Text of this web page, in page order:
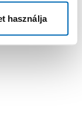
használja